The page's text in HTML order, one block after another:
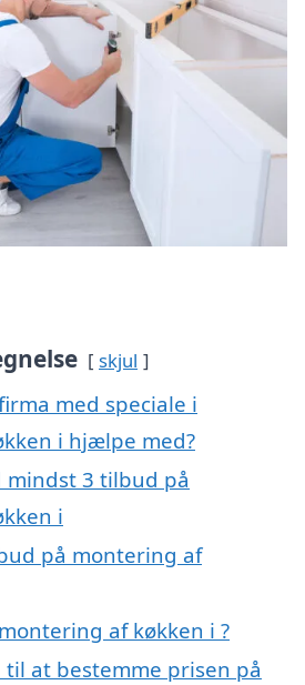
skjul
med speciale i
i hjælpe med?
3 tilbud på
i
på montering af
af køkken i ?
til at bestemme prisen på